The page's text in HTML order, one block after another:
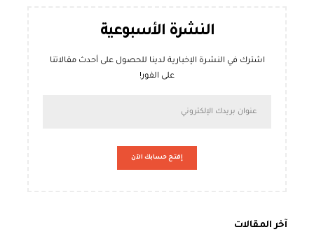
النشرة الأسبوعية
اشترك في النشرة الإخبارية لدينا للحصول على أحدث مقالاتنا
على الفور!
آخر المقالات